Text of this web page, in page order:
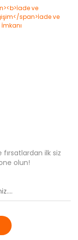
ilk siz
olun!